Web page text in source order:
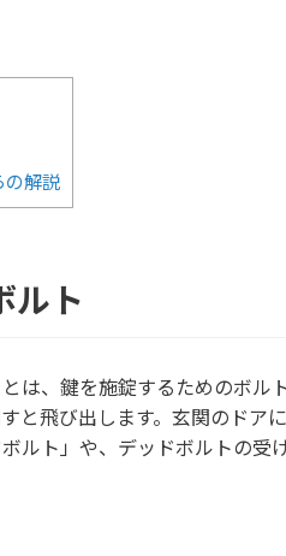
の解説
ルト
とは、鍵を施錠するためのボ
と飛び出します。玄関のドア
ルト」や、デッドボルトの